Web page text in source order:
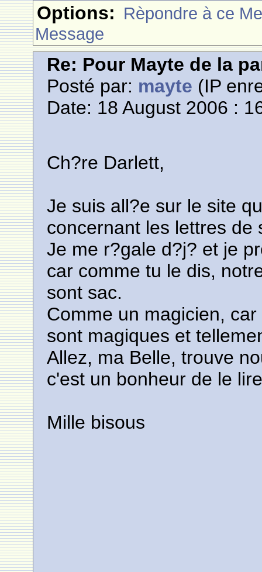
Options: Rèpondre à ce
Message
Re: Pour Mayte de la
Posté par: mayte (IP
Date: 18 August 2006 :
Ch?re Darlett,
Je suis all?e sur le site
concernant les lettres de
Je me r?gale d?j? et je
car comme tu le dis,
sont sac.
Comme un magicien,
sont magiques et
Allez, ma Belle, trouve
c'est un bonheur de le
Mille bisous